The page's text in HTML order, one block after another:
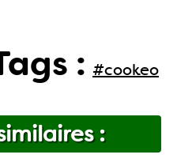
: #cookeo
: